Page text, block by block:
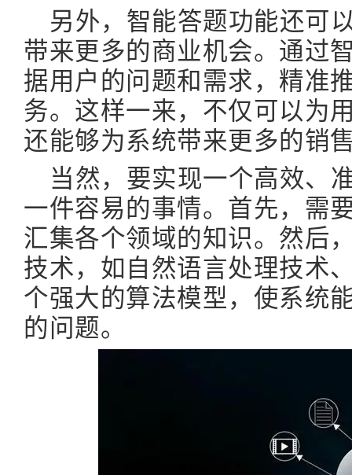
另外，智能答题功能还可
带来更多的商业机会。通过
据用户的问题和需求，精准
务。这样一来，不仅可以为
还能够为系统带来更多的销
当然，要实现一个高效、
一件容易的事情。首先，需
汇集各个领域的知识。然后
技术，如自然语言处理技术
个强大的算法模型，使系统
的问题。